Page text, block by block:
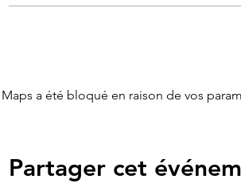
a été bloqué en raison de vos
Partager cet